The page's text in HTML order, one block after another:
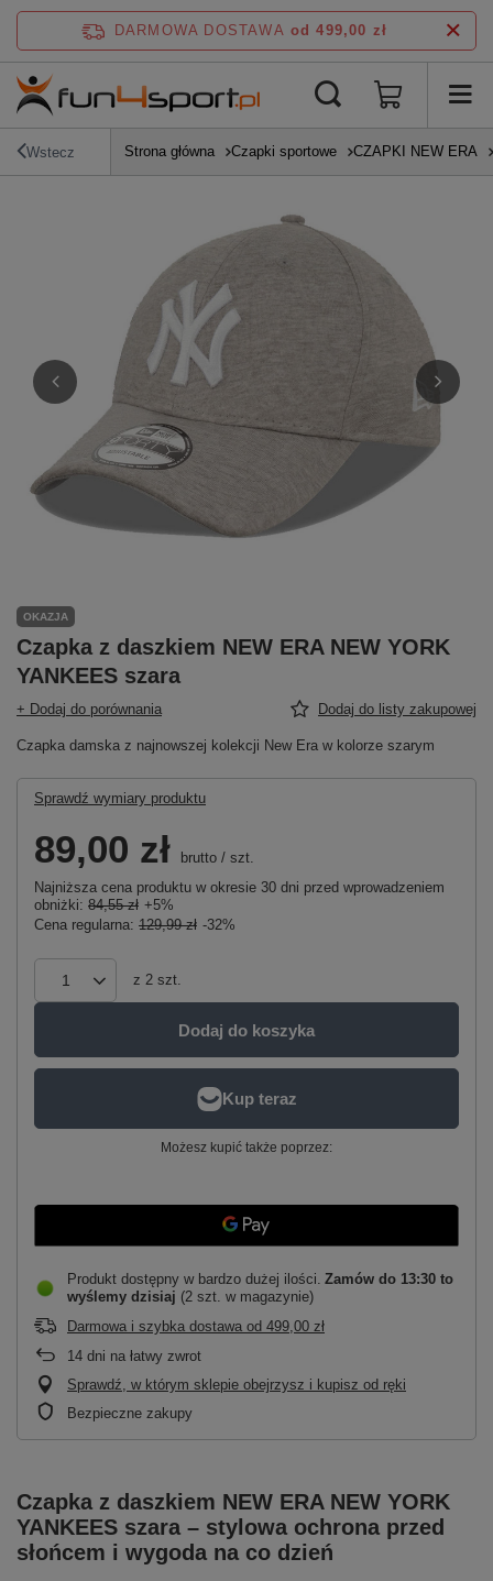
DARMOWA DOSTAWA od 499,00 zł
Wstecz Strona główna Czapki sportowe CZAPKI NEW ERA
OKAZJA
Czapka z daszkiem NEW ERA NEW YORK
YANKEES szara
+ Dodaj do porównania Dodaj do listy zakupowej
Czapka damska z najnowszej kolekcji New Era w kolorze szarym
Sprawdź wymiary produktu
89,00 zł brutto / szt.
Najniższa cena produktu w okresie 30 dni przed wprowadzeniem
obniżki: 84,55 zł +5%
Cena regularna: 129,99 zł -32%
z 2 szt.
Dodaj do koszyka
Możesz kupić także poprzez:
Produkt dostępny w bardzo dużej ilości Zamów do 13:30 to
wyślemy dzisiaj (2 szt. w magazynie)
Darmowa i szybka dostawa od 499,00 zł
14 dni na łatwy zwrot
Sprawdź, w którym sklepie obejrzysz i kupisz od ręki
Bezpieczne zakupy
Czapka z daszkiem NEW ERA NEW YORK
YANKEES szara – stylowa ochrona przed
słońcem i wygoda na co dzień